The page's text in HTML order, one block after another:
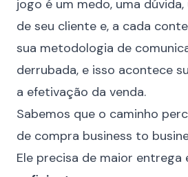
jogo é um medo, uma
de seu cliente e, a cada
sua metodologia de
derrubada, e isso acontece
a efetivação da venda.
Sabemos que o caminho
de compra business to
Ele precisa de maior entrega